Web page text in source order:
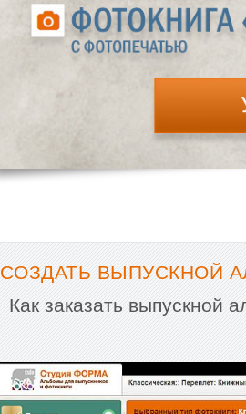
СОЗДАТЬ ВЫПУСКНОЙ
Как заказать выпускной